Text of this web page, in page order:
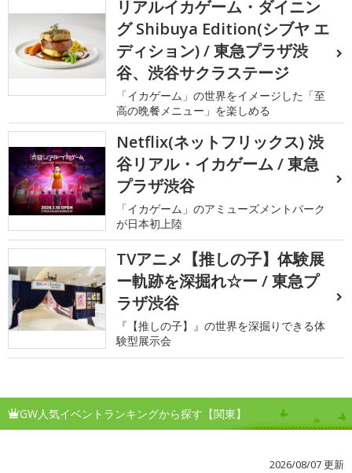
リアルイカゲーム・ダイニン
グ Shibuya Edition(シブヤ エ
ディション) / 東急プラザ渋
谷、渋谷サクラステージ
「イカゲーム」の世界をイメージした「至
高の晩餐メニュー」を楽しめる
Netflix(ネットフリックス) 渋
谷リアル・イカゲーム / 東急
プラザ渋谷
「イカゲーム」のアミューズメントパーク
が日本初上陸
TVアニメ【推しの子】体験展
ー軌跡を深掘れ☆ー / 東急プ
ラザ渋谷
『【推しの子】』の世界を深掘りできる体
験型展示会
GW人気イベントランキングから探す【関東】
2026/08/07 更新